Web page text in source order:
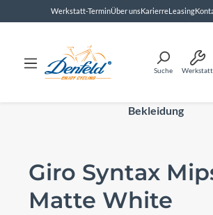
springenWerkstatt-TerminÜber unsKarierreLeasing
Suche Werkstatt
Bekleidung
Giro Syntax
Matte White